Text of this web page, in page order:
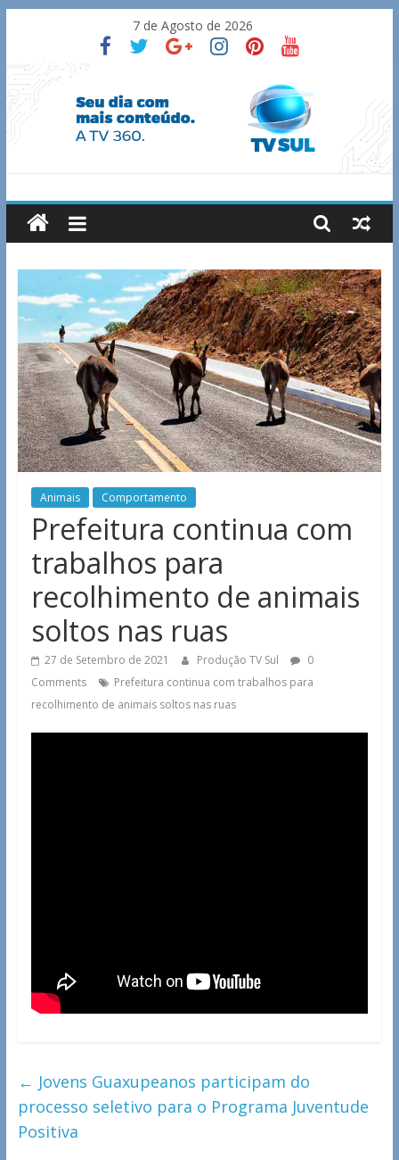
content
7 de Agosto de 2026
TV
Sul
Notícias
de
Guaxupé
e
região.
Animais Comportamento
Prefeitura continua com
trabalhos para
recolhimento de animais
soltos nas ruas
27 de Setembro de 2021 Produção TV Sul
0
Comments
Prefeitura continua com trabalhos para
recolhimento de animais soltos nas ruas
← Jovens Guaxupeanos participam do
processo seletivo para o Programa Juventude
Positiva